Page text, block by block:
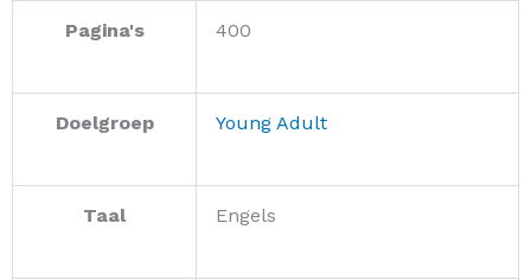
Pagina's 400
Doelgroep Young Adult
Taal Engels